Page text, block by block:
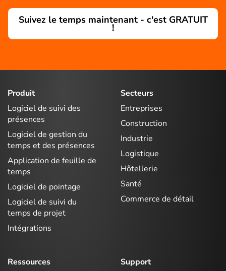
Suivez le temps maintenant - c'est GRATUIT
!
Produit
Logiciel de suivi des
présences
Logiciel de gestion du
temps et des présences
Application de feuille de
temps
Logiciel de pointage
Logiciel de suivi du
temps de projet
Intégrations
Secteurs
Entreprises
Construction
Industrie
Logistique
Hôtellerie
Santé
Commerce de détail
Ressources
Support